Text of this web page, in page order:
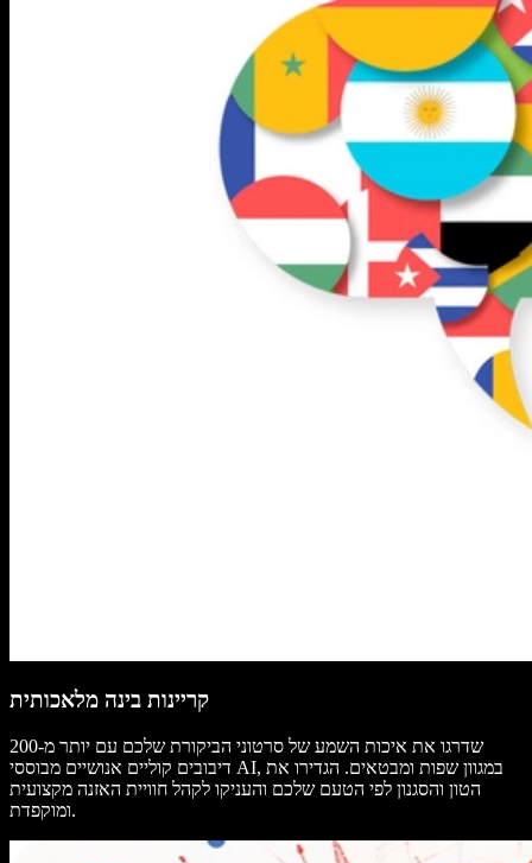
קריינות בינה מלאכותית
שדרגו את איכות השמע של סרטוני הביקורת שלכם עם יותר מ-200
דיבובים קוליים אנושיים מבוססי AI, במגוון שפות ומבטאים. הגדירו את
הטון והסגנון לפי הטעם שלכם והעניקו לקהל חוויית האזנה מקצועית
ומוקפדת.